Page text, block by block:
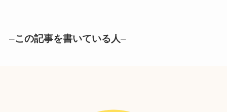
–この記事を書いている人–